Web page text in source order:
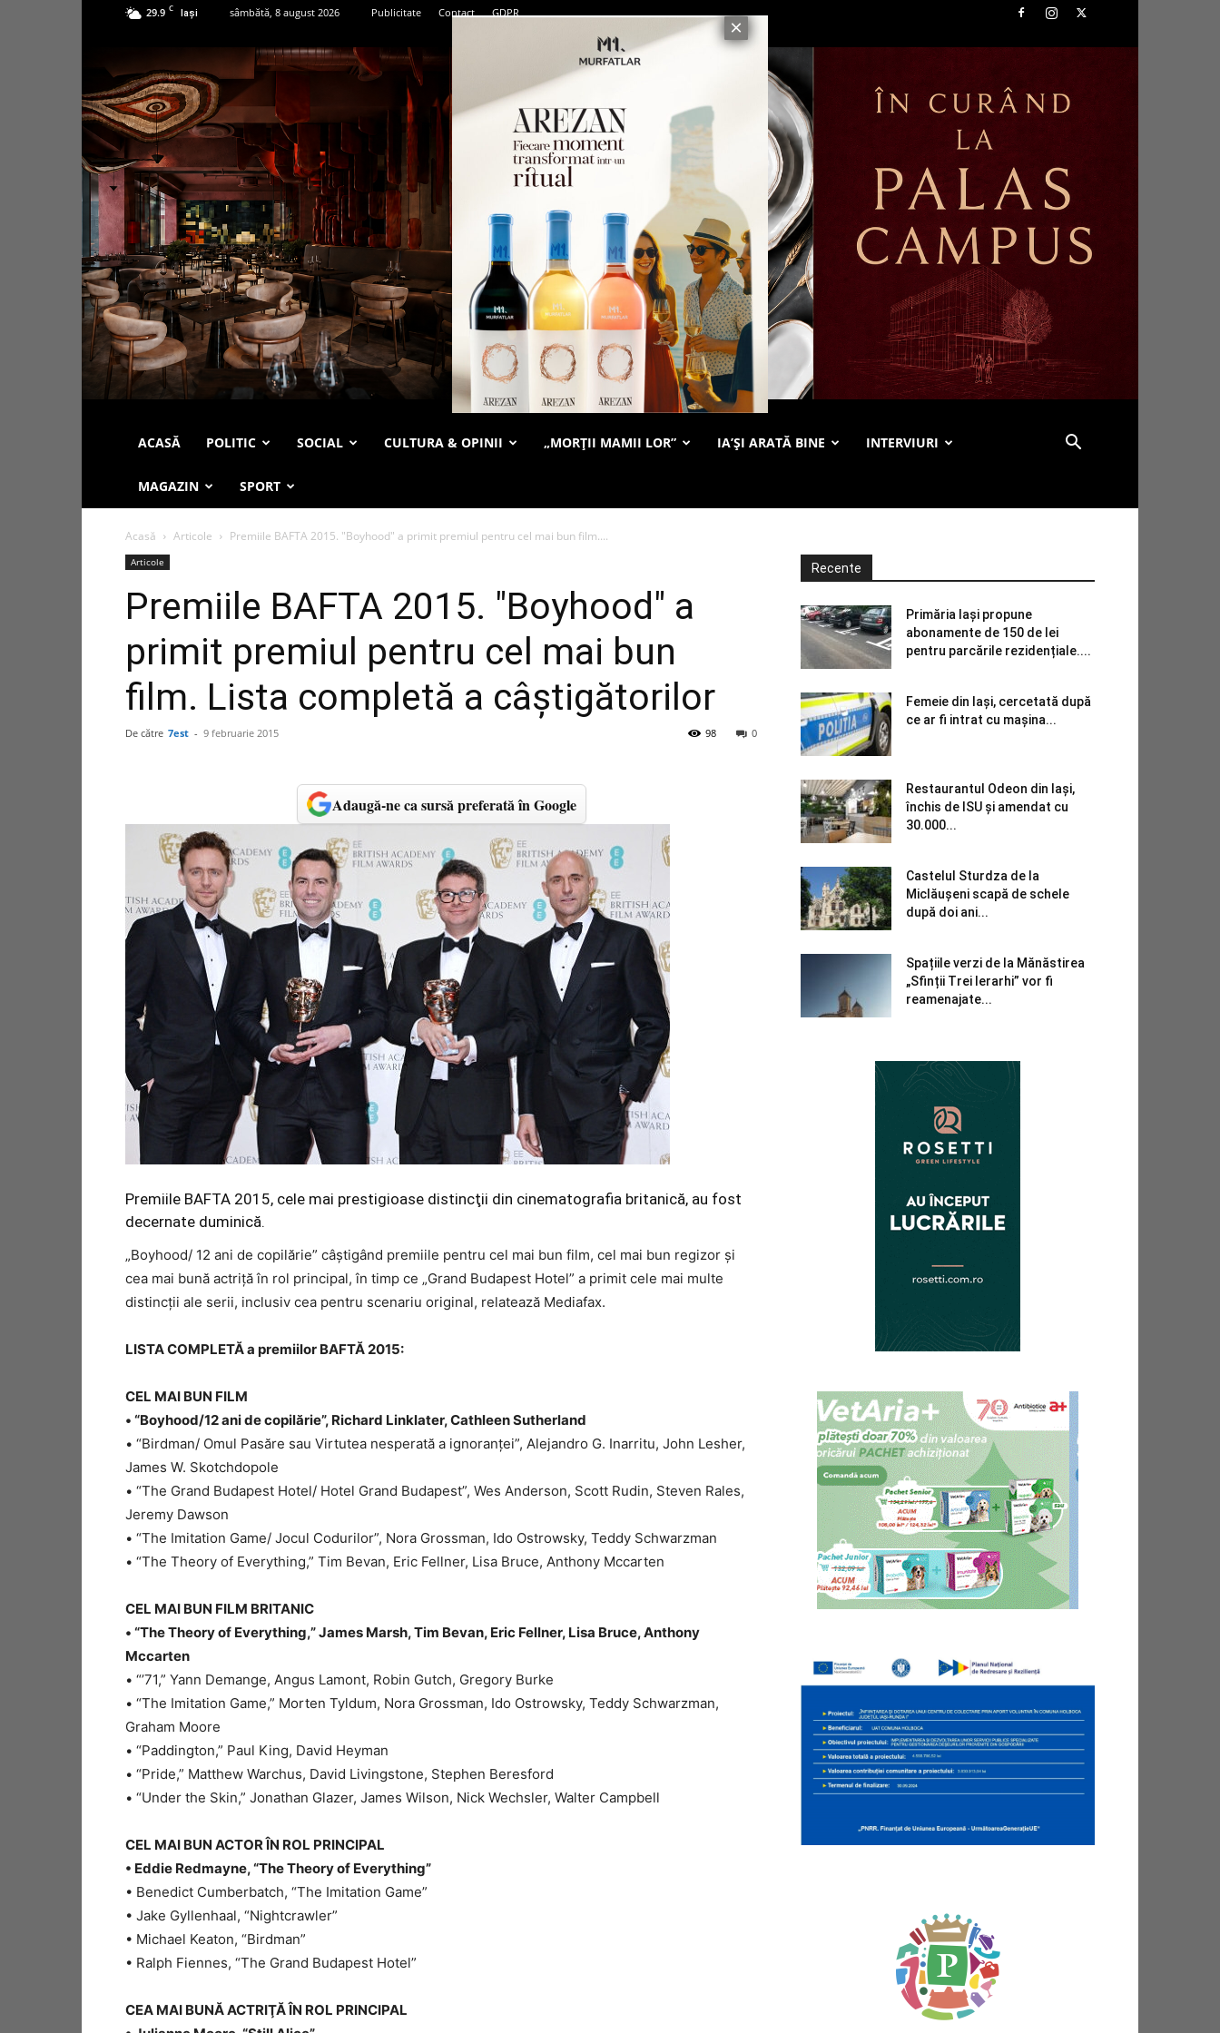
29.9 C Iași sâmbătă, 8 august 2026 Publicitate Contact GDPR
ACASĂ POLITIC SOCIAL CULTURA & OPINII „MORȚII MAMII LOR” IA’ȘI ARATĂ BINE INTERVIURI
MAGAZIN SPORT
Acasă Articole Premiile BAFTA 2015. "Boyhood" a primit premiul pentru cel mai bun film....
Articole
Premiile BAFTA 2015. "Boyhood" a
primit premiul pentru cel mai bun
film. Lista completă a câştigătorilor
De către 7est - 9 februarie 2015 0
98
Adaugă-ne ca sursă preferată în Google
Premiile BAFTA 2015, cele mai prestigioase distincţii din cinematografia britanică, au fost
decernate duminică.
„Boyhood/ 12 ani de copilărie” câştigând premiile pentru cel mai bun film, cel mai bun regizor şi
cea mai bună actriţă în rol principal, în timp ce „Grand Budapest Hotel” a primit cele mai multe
distincţii ale serii, inclusiv cea pentru scenariu original, relatează Mediafax.
LISTA COMPLETĂ a premiilor BAFTĂ 2015:
CEL MAI BUN FILM
• “Boyhood/12 ani de copilărie”, Richard Linklater, Cathleen Sutherland
• “Birdman/ Omul Pasăre sau Virtutea nesperată a ignoranţei”, Alejandro G. Inarritu, John Lesher,
James W. Skotchdopole
• “The Grand Budapest Hotel/ Hotel Grand Budapest”, Wes Anderson, Scott Rudin, Steven Rales,
Jeremy Dawson
• “The Imitation Game/ Jocul Codurilor”, Nora Grossman, Ido Ostrowsky, Teddy Schwarzman
• “The Theory of Everything,” Tim Bevan, Eric Fellner, Lisa Bruce, Anthony Mccarten
CEL MAI BUN FILM BRITANIC
• “The Theory of Everything,” James Marsh, Tim Bevan, Eric Fellner, Lisa Bruce, Anthony
Mccarten
• “’71,” Yann Demange, Angus Lamont, Robin Gutch, Gregory Burke
• “The Imitation Game,” Morten Tyldum, Nora Grossman, Ido Ostrowsky, Teddy Schwarzman,
Graham Moore
• “Paddington,” Paul King, David Heyman
• “Pride,” Matthew Warchus, David Livingstone, Stephen Beresford
• “Under the Skin,” Jonathan Glazer, James Wilson, Nick Wechsler, Walter Campbell
CEL MAI BUN ACTOR ÎN ROL PRINCIPAL
• Eddie Redmayne, “The Theory of Everything”
• Benedict Cumberbatch, “The Imitation Game”
• Jake Gyllenhaal, “Nightcrawler”
• Michael Keaton, “Birdman”
• Ralph Fiennes, “The Grand Budapest Hotel”
CEA MAI BUNĂ ACTRIŢĂ ÎN ROL PRINCIPAL
Recente
Primăria Iași propune
abonamente de 150 de lei
pentru parcările rezidențiale....
Femeie din Iași, cercetată după
ce ar fi intrat cu mașina...
Restaurantul Odeon din Iași,
închis de ISU și amendat cu
30.000...
Castelul Sturdza de la
Miclăușeni scapă de schele
după doi ani...
Spațiile verzi de la Mănăstirea
„Sfinții Trei Ierarhi” vor fi
reamenajate...